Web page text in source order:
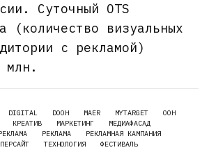
Суточный OTS
(количество визуальных
с рекламой)
млн.
DIGITAL DOOH MAER MYTARGET
OOH
КРЕАТИВ МАРКЕТИНГ
МЕДИАФАСАД
РЕКЛАМА
РЕКЛАМНАЯ КАМПАНИЯ
ТЕХНОЛОГИЯ ФЕСТИВАЛЬ